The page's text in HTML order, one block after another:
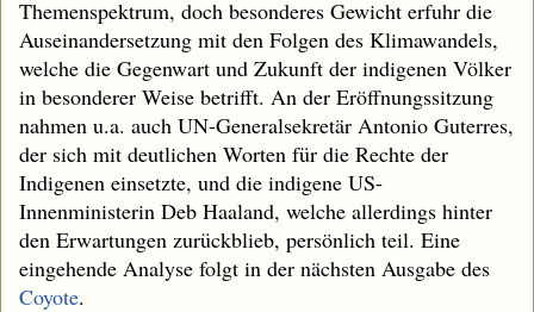
Themenspektrum, doch besonderes Gewicht erfuhr die
Auseinandersetzung mit den Folgen des Klimawandels,
welche die Gegenwart und Zukunft der indigenen Völker
in besonderer Weise betrifft. An der Eröffnungssitzung
nahmen u.a. auch UN-Generalsekretär Antonio Guterres,
der sich mit deutlichen Worten für die Rechte der
Indigenen einsetzte, und die indigene US-
Innenministerin Deb Haaland, welche allerdings hinter
den Erwartungen zurückblieb, persönlich teil. Eine
eingehende Analyse folgt in der nächsten Ausgabe des
Coyote.